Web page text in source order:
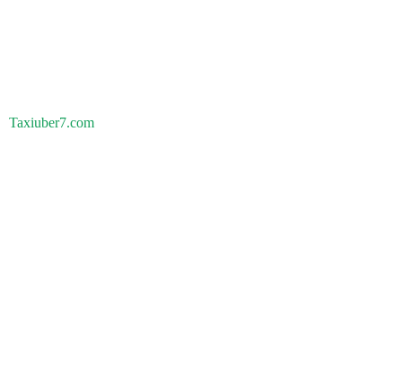
Taxiuber7.com